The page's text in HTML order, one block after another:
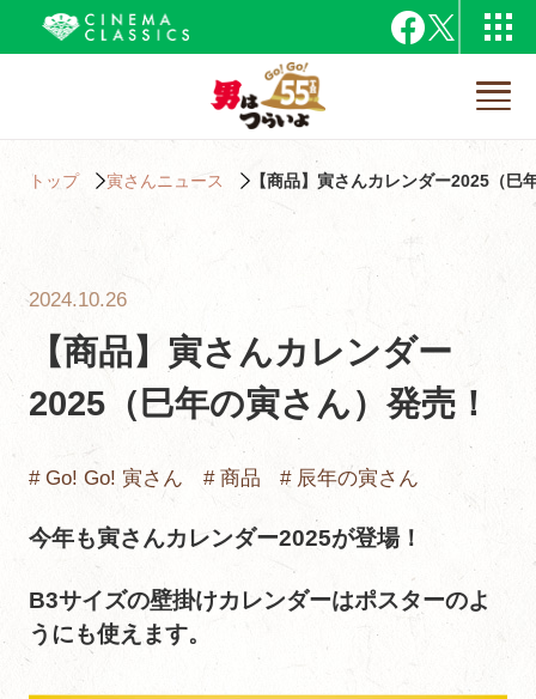
トップ 寅さんニュース 【商品】寅さんカレンダー2025（巳
2024.10.26
【商品】寅さんカレンダー
2025（巳年の寅さん）発売！
# Go! Go! 寅さん # 商品 # 辰年の寅さん
今年も寅さんカレンダー2025が登場！
B3サイズの壁掛けカレンダーはポスターのよ
うにも使えます。